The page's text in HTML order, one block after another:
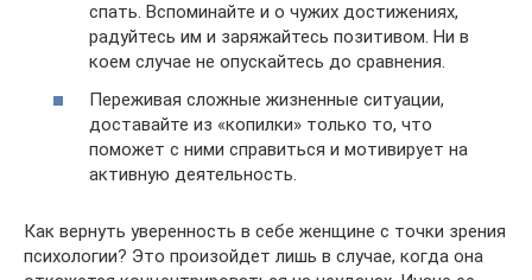
спать. Вспоминайте и о чужих достижениях,
радуйтесь им и заряжайтесь позитивом. Ни в
коем случае не опускайтесь до сравнения.
Переживая сложные жизненные ситуации,
доставайте из «копилки» только то, что
поможет с ними справиться и мотивирует на
активную деятельность.
Как вернуть уверенность в себе женщине с точки зрения
психологии? Это произойдет лишь в случае, когда она